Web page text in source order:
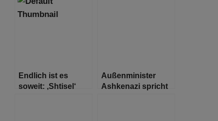
herausfordernden
Zeiten
Endlich ist es
soweit: ‚Shtisel‘
Außenminister
Ashkenazi spricht